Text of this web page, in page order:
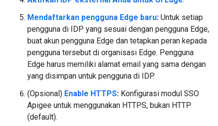
Mendaftarkan pengguna Edge baru: Untuk setiap
pengguna di IDP yang sesuai dengan pengguna Edge,
buat akun pengguna Edge dan tetapkan peran kepada
pengguna tersebut di organisasi Edge. Pengguna
Edge harus memiliki alamat email yang sama dengan
yang disimpan untuk pengguna di IDP.
(Opsional) Enable HTTPS: Konfigurasi modul SSO
Apigee untuk menggunakan HTTPS, bukan HTTP
(default).